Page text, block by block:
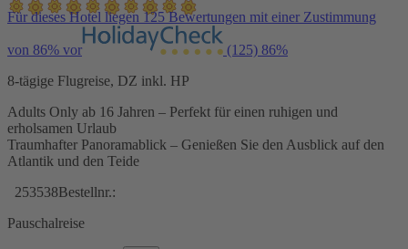
Für dieses Hotel liegen 125 Bewertungen mit einer Zustimmung
von 86% vor (125) 86%
8-tägige Flugreise, DZ inkl. HP
Adults Only ab 16 Jahren – Perfekt für einen ruhigen und
erholsamen Urlaub
Traumhafter Panoramablick – Genießen Sie den Ausblick auf den
Atlantik und den Teide
253538Bestellnr.:
Pauschalreise